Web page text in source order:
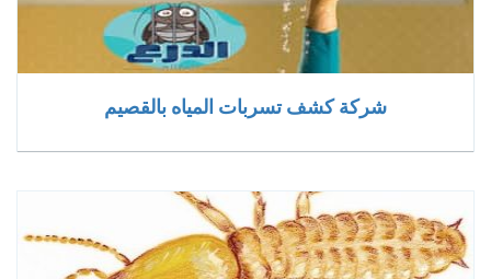
شركة كشف تسربات المياه بالقصيم